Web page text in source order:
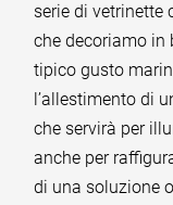
serie di vetrinette
che decoriamo in
tipico gusto
l’allestimento di
che servirà per
anche per
di una soluzione